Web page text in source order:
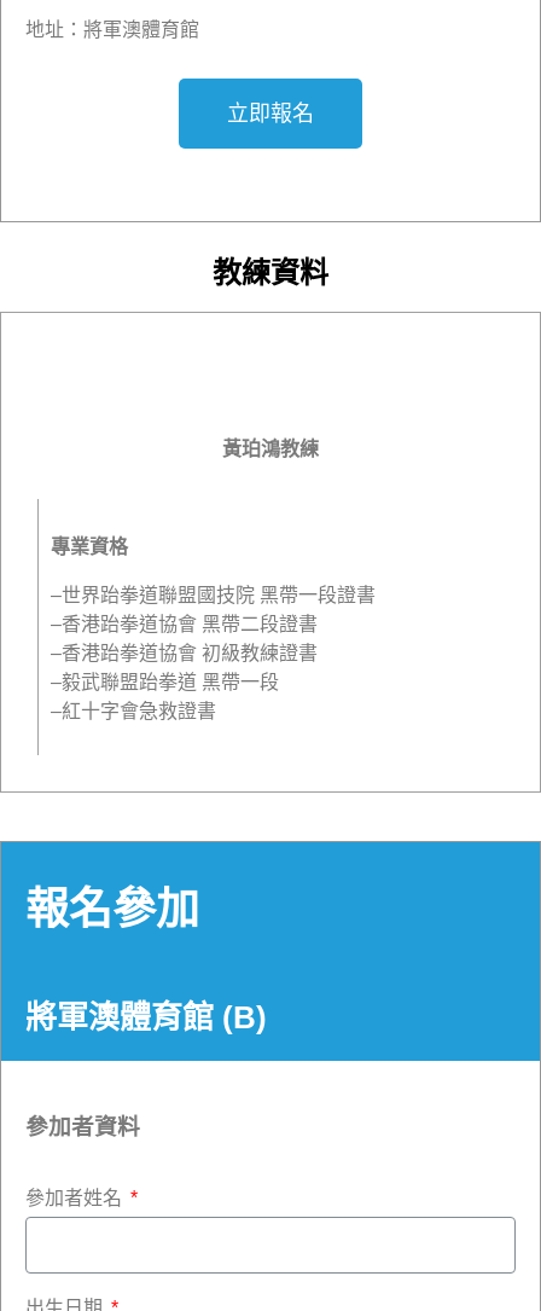
地址：將軍澳體育館
立即報名
教練資料
黃珀鴻教練
專業資格
–世界跆拳道聯盟國技院 黑帶一段證書
–香港跆拳道協會 黑帶二段證書
–香港跆拳道協會 初級教練證書
–毅武聯盟跆拳道 黑帶一段
–紅十字會急救證書
報名參加
將軍澳體育館 (B)
參加者資料
參加者姓名